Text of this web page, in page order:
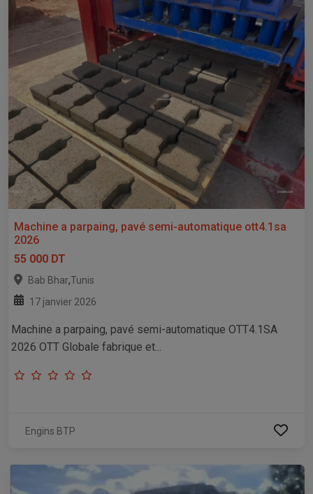
Machine a parpaing, pavé semi-automatique ott4.1sa
2026
55 000 DT
Bab Bhar,Tunis
17 janvier 2026
Machine a parpaing, pavé semi-automatique OTT4.1SA
2026 OTT Globale fabrique et...
Engins BTP